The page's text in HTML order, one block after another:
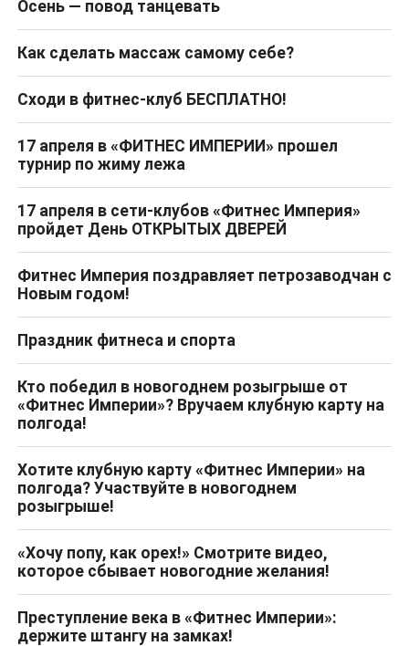
Осень — повод танцевать
Как сделать массаж самому себе?
Сходи в фитнес-клуб БЕСПЛАТНО!
17 апреля в «ФИТНЕС ИМПЕРИИ» прошел
турнир по жиму лежа
17 апреля в сети-клубов «Фитнес Империя»
пройдет День ОТКРЫТЫХ ДВЕРЕЙ
Фитнес Империя поздравляет петрозаводчан с
Новым годом!
Праздник фитнеса и спорта
Кто победил в новогоднем розыгрыше от
«Фитнес Империи»? Вручаем клубную карту на
полгода!
Хотите клубную карту «Фитнес Империи» на
полгода? Участвуйте в новогоднем
розыгрыше!
«Хочу попу, как орех!» Смотрите видео,
которое сбывает новогодние желания!
Преступление века в «Фитнес Империи»:
держите штангу на замках!